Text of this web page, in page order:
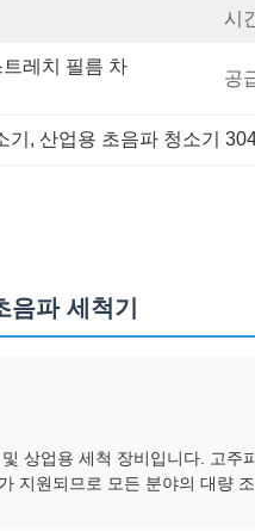
시
레치 필름 차
공
, 산업용 초음파 청소기
파 세척기
상업용 세척 장비입니다. 고
지원되므로 모든 분야의 대량